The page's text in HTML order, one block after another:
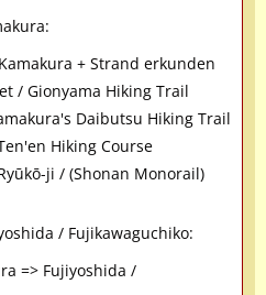
+ Strand erkunden
/ Gionyama Hiking Trail
Daibutsu Hiking Trail
Hiking Course
ji / (Shonan Monorail)
/ Fujikawaguchiko:
=> Fujiyoshida /